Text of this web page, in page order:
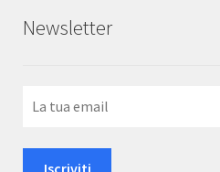
Newsletter